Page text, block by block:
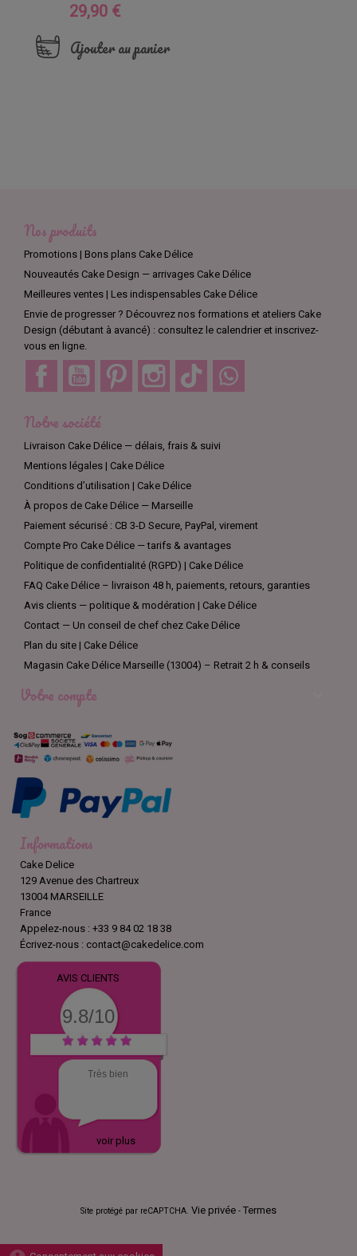
Prix
29,90 €
Ajouter au panier
Nos produits
Promotions | Bons plans Cake Délice
Nouveautés Cake Design — arrivages Cake Délice
Meilleures ventes | Les indispensables Cake Délice
Envie de progresser ? Découvrez nos formations et ateliers Cake
Design (débutant à avancé) : consultez le calendrier et inscrivez-
vous en ligne.
Facebook YouTube Pinterest Instagram TikTok
Notre société
Livraison Cake Délice — délais, frais & suivi
Mentions légales | Cake Délice
Conditions d’utilisation | Cake Délice
À propos de Cake Délice — Marseille
Paiement sécurisé : CB 3-D Secure, PayPal, virement
Compte Pro Cake Délice — tarifs & avantages
Politique de confidentialité (RGPD) | Cake Délice
FAQ Cake Délice – livraison 48 h, paiements, retours, garanties
Avis clients — politique & modération | Cake Délice
Contact — Un conseil de chef chez Cake Délice
Plan du site | Cake Délice
Magasin Cake Délice Marseille (13004) – Retrait 2 h & conseils
Votre compte
Informations
Cake Delice
129 Avenue des Chartreux
13004 MARSEILLE
France
Appelez-nous : +33 9 84 02 18 38
Écrivez-nous : contact@cakedelice.com
AVIS CLIENTS
9.8/10
Très bien
voir plus
Site protégé par reCAPTCHA. Vie privée - Termes